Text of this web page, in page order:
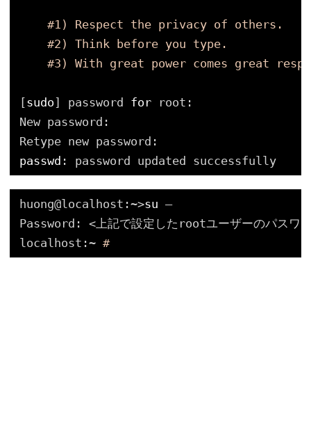
#1) Respect the privacy of others.
#2) Think before you type.
#3) With great power comes great
[sudo] password for
root:
New password:
Retype new password:
passwd : password updated successfully
huong@localhost:~>su –
Password: <上記で設定したrootユーザーのパスワ
localhost:~ #